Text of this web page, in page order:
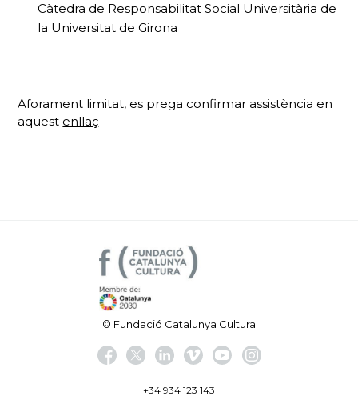
Càtedra de Responsabilitat Social Universitària de
la Universitat de Girona
Aforament limitat, es prega confirmar assistència en
aquest enllaç
© Fundació Catalunya Cultura
+34 934 123 143